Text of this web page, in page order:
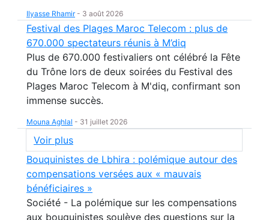
Ilyasse Rhamir- 3 août 2026
Festival des Plages Maroc Telecom : plus de
670.000 spectateurs réunis à M’diq
Plus de 670.000 festivaliers ont célébré la Fête
du Trône lors de deux soirées du Festival des
Plages Maroc Telecom à M'diq, confirmant son
immense succès.
Mouna Aghlal - 31 juillet 2026
Voir plus
Bouquinistes de Lbhira : polémique autour des
compensations versées aux « mauvais
bénéficiaires »
Société - La polémique sur les compensations
aux bouquinistes soulève des questions sur la